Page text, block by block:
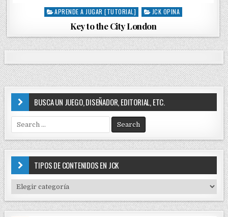
P
t
e
d
i
n
APRENDE A JUGAR [TUTORIAL] JCK OPINA
Key to the City London
BUSCA UN JUEGO, DISEÑADOR, EDITORIAL, ETC.
e
a
r
f
r
:
TIPOS DE CONTENIDOS EN JCK
I
P